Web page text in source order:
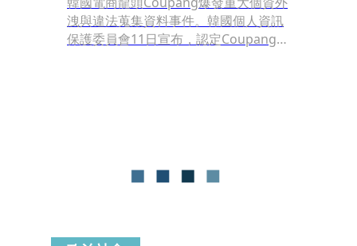
洩與違法蒐集資料事件。韓國個人資訊
保護委員會11日宣布，認定Coupang因
上最高裁罰紀錄。